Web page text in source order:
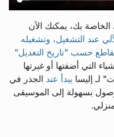
بك، يمكنك الآن
عند التشغيل، وتشغيله
حسب "تاريخ التعديل"
التي أضفتها أو غيرتها
لـ إليسا يبدأ عند الجذر في
الوصول بسهولة إلى الموسيقى